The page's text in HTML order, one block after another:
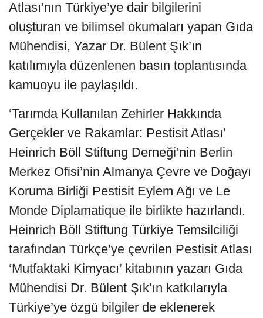
Atlası’nın Türkiye’ye dair bilgilerini
oluşturan ve bilimsel okumaları yapan Gıda
Mühendisi, Yazar Dr. Bülent Şık’ın
katılımıyla düzenlenen basın toplantısında
kamuoyu ile paylaşıldı.
‘Tarımda Kullanılan Zehirler Hakkında
Gerçekler ve Rakamlar: Pestisit Atlası’
Heinrich Böll Stiftung Derneği’nin Berlin
Merkez Ofisi’nin Almanya Çevre ve Doğayı
Koruma Birliği Pestisit Eylem Ağı ve Le
Monde Diplamatique ile birlikte hazırlandı.
Heinrich Böll Stiftung Türkiye Temsilciliği
tarafından Türkçe’ye çevrilen Pestisit Atlası
‘Mutfaktaki Kimyacı’ kitabının yazarı Gıda
Mühendisi Dr. Bülent Şık’ın katkılarıyla
Türkiye’ye özgü bilgiler de eklenerek